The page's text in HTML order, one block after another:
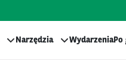
Narzędzia WydarzeniaPo